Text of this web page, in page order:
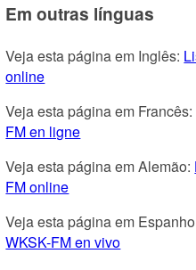
Em outras línguas
Veja esta página em Inglês:
online
Veja esta página em Francês:
FM en ligne
Veja esta página em Alemão:
FM online
Veja esta página em
WKSK-FM en vivo